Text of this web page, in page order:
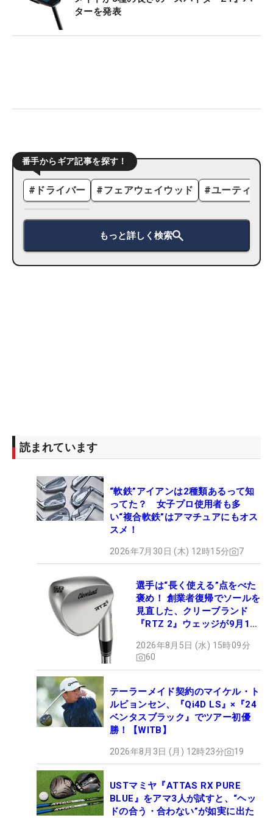
ターを発表
番手からギア記事を探す！
# ドライバー #フェアウェイウッド #ユーティリ
もっと詳しく検索
読まれています
“軟鉄”アイアンは2種類あるって知
ってた？ 女子プロ使用者も多
い“複合軟鉄”はアマチュアにもオス
スメ！
2026年7月30日 (木) 12時15分 7
選手は“長く使える”点をべた
褒め！ 創業者復帰でソールを
見直した、クリーブランド
『RTZ 2』ウェッジが9月12
2026年8月5日 (水) 15時09分
60
テーラーメイド契約のマイケル・ト
ルビョンセン、『Qi4D LS』×『24
ベンタスブラック』でツアー初優
勝！【WITB】
2026年8月3日 (月) 12時23分 19
USTマミヤ『ATTAS RX PURE
BLUE』をアマ3人が試すと、“ヘッ
ドの合う・合わない”が如実に出た